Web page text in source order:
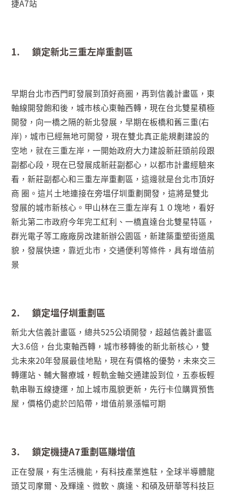
捷A7站
1.鎖定新北三重左岸重劃區
早期台北市西門町發展到頂好商圈，再到信義計畫區，東
軸線開發飽和後，城市核心東軸西轉，現在台北雙星積極
開發，向一橋之隔的新北發展，早期在板橋和舊三重(右
岸) ，城市已經無地可開發，現在雙北真正能規劃建設的
空地，就在三重左岸，一開始政府大力建設新莊頭前段跟
副都心段，現在已發展成新莊副都心，以都市計畫經驗來
看，新莊副都心和三重左岸重劃區，這邊就是台北市頂好
商 圈。這片土地連接在旁塭仔圳重劃開發，這將是雙北
發展的城市新核心。甲山林在三重左岸有１０塊地，看好
新北第二市政府今年完工紅利、一橋直達台北雙星特區，
群光電子等工廠廠房改建新辦公園區，新建築重塑街道風
貌，發展快速，靠近北市，交通便利等條件，具有增值前
景
2.鎖定塭仔圳重劃區
新北大信義計畫區，總共525公頃開發，超越信義計畫區
大3.6倍，台北東軸西轉，城市移轉後的新北新核心，雙
北未來20年發展最佳地點，現在有價格的優勢，未來交三
轉運站、輔大醫療城，輕軌金軸交通建設到位，五泰板輕
軌串聯五線捷運，加上城市風貌更新，先行卡位購買預售
屋，價格仍處於凹陷帶，增值前景漲幅可期
3.鎖定機捷A7重劃區賺增值
正在發展，有生活機能，有科技產業進駐，全球半導體龍
頭艾司摩爾、及輝達、微軟、廣達、和碩及研華等科技巨